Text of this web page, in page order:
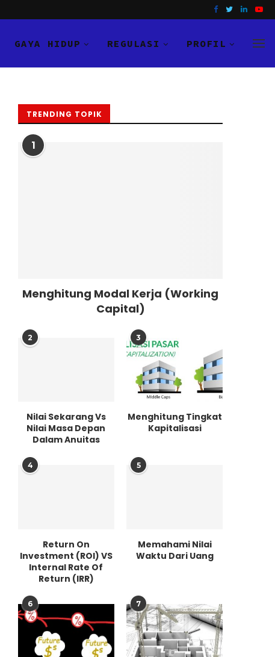
GAYA HIDUP REGULASI PROFIL
TRENDING TOPIK
1
Menghitung Modal Kerja (Working
Capital)
2
Nilai Sekarang Vs
Nilai Masa Depan
Dalam Anuitas
3
Menghitung Tingkat
Kapitalisasi
4
Return On
Investment (ROI) VS
Internal Rate Of
Return (IRR)
5
Memahami Nilai
Waktu Dari Uang
6 7